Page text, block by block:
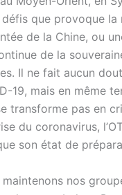
que provoque la
de la Chine, ou
de la
Il ne fait aucun
19, mais en même
transforme pas en
du coronavirus,
son état de
nos